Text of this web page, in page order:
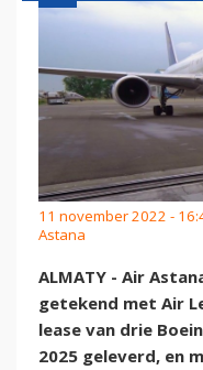
11 november 2022 -
Astana
ALMATY - Air
getekend met Air
lease van drie
2025 geleverd, en